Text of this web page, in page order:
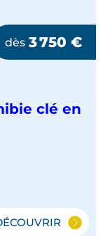
dès 3 750 €
clé en
FAUNE